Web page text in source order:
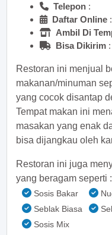
Telepon :
Daftar Online
Ambil Di
Bisa Dikirim
Restoran ini menjual
makanan/minuman
yang cocok disantap
Tempat makan ini
masakan yang enak
bisa dijangkau oleh
Restoran ini juga
yang beragam seperti :
Sosis Bakar
Seblak Biasa
Sosis Mix